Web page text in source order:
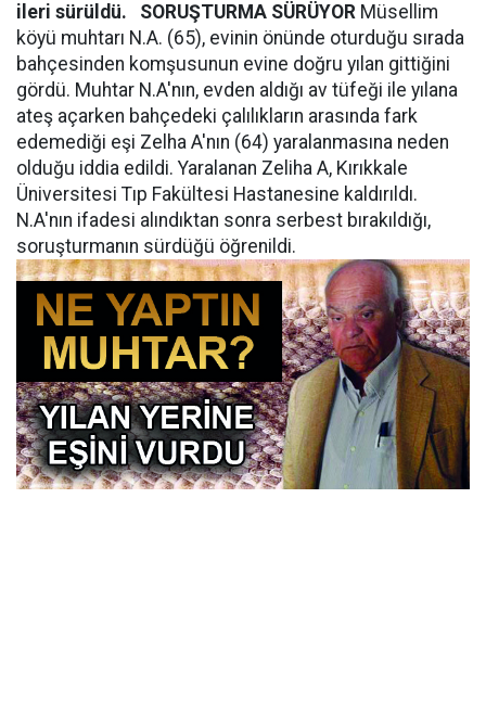
ileri sürüldü.
SORUŞTURMA SÜRÜYOR Müsellim
köyü muhtarı N.A. (65), evinin önünde oturduğu sırada
bahçesinden komşusunun evine doğru yılan gittiğini
gördü. Muhtar N.A'nın, evden aldığı av tüfeği ile yılana
ateş açarken bahçedeki çalılıkların arasında fark
edemediği eşi Zelha A'nın (64) yaralanmasına neden
olduğu iddia edildi. Yaralanan Zeliha A, Kırıkkale
Üniversitesi Tıp Fakültesi Hastanesine kaldırıldı.
N.A'nın ifadesi alındıktan sonra serbest bırakıldığı,
soruşturmanın sürdüğü öğrenildi.